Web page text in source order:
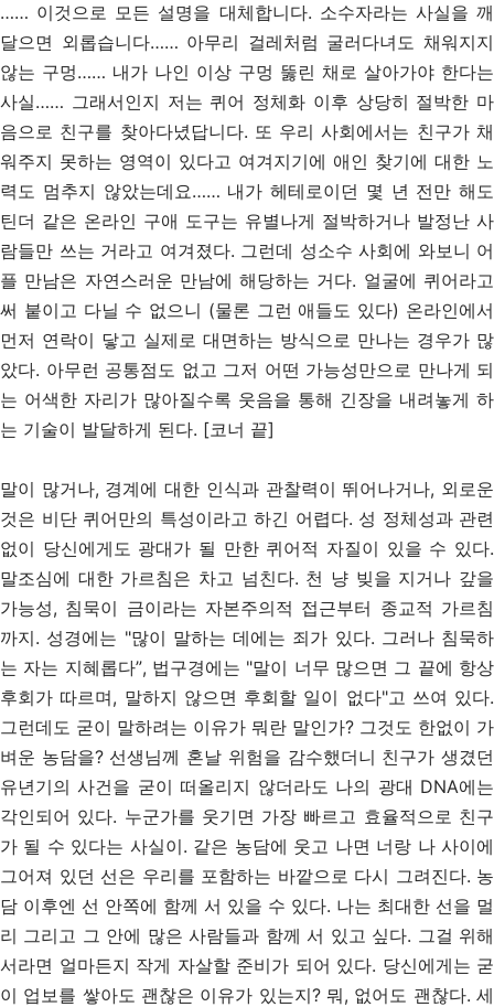
…… 이것으로 모든 설명을 대체합니다. 소수자라는 사실을 깨
달으면 외롭습니다…… 아무리 걸레처럼 굴러다녀도 채워지지
않는 구멍…… 내가 나인 이상 구멍 뚫린 채로 살아가야 한다는
사실…… 그래서인지 저는 퀴어 정체화 이후 상당히 절박한 마
음으로 친구를 찾아다녔답니다. 또 우리 사회에서는 친구가 채
워주지 못하는 영역이 있다고 여겨지기에 애인 찾기에 대한 노
력도 멈추지 않았는데요…… 내가 헤테로이던 몇 년 전만 해도
틴더 같은 온라인 구애 도구는 유별나게 절박하거나 발정난 사
람들만 쓰는 거라고 여겨졌다. 그런데 성소수 사회에 와보니 어
플 만남은 자연스러운 만남에 해당하는 거다. 얼굴에 퀴어라고
써 붙이고 다닐 수 없으니 (물론 그런 애들도 있다) 온라인에서
먼저 연락이 닿고 실제로 대면하는 방식으로 만나는 경우가 많
았다. 아무런 공통점도 없고 그저 어떤 가능성만으로 만나게 되
는 어색한 자리가 많아질수록 웃음을 통해 긴장을 내려놓게 하
는 기술이 발달하게 된다. [코너 끝]
말이 많거나, 경계에 대한 인식과 관찰력이 뛰어나거나, 외로운
것은 비단 퀴어만의 특성이라고 하긴 어렵다. 성 정체성과 관련
없이 당신에게도 광대가 될 만한 퀴어적 자질이 있을 수 있다.
말조심에 대한 가르침은 차고 넘친다. 천 냥 빚을 지거나 갚을
가능성, 침묵이 금이라는 자본주의적 접근부터 종교적 가르침
까지. 성경에는 "많이 말하는 데에는 죄가 있다. 그러나 침묵하
는 자는 지혜롭다”, 법구경에는 "말이 너무 많으면 그 끝에 항상
후회가 따르며, 말하지 않으면 후회할 일이 없다"고 쓰여 있다.
그런데도 굳이 말하려는 이유가 뭐란 말인가? 그것도 한없이 가
벼운 농담을? 선생님께 혼날 위험을 감수했더니 친구가 생겼던
유년기의 사건을 굳이 떠올리지 않더라도 나의 광대 DNA에는
각인되어 있다. 누군가를 웃기면 가장 빠르고 효율적으로 친구
가 될 수 있다는 사실이. 같은 농담에 웃고 나면 너랑 나 사이에
그어져 있던 선은 우리를 포함하는 바깥으로 다시 그려진다. 농
담 이후엔 선 안쪽에 함께 서 있을 수 있다. 나는 최대한 선을 멀
리 그리고 그 안에 많은 사람들과 함께 서 있고 싶다. 그걸 위해
서라면 얼마든지 작게 자살할 준비가 되어 있다. 당신에게는 굳
이 업보를 쌓아도 괜찮은 이유가 있는지? 뭐, 없어도 괜찮다. 세